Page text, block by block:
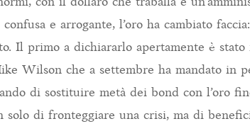
e arrogante, l’oro ha cambiato
Il primo a dichiararlo apertamente è
Wilson che a settembre ha mandato in
di sostituire metà dei bond con l’oro
solo di fronteggiare una crisi, ma di